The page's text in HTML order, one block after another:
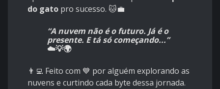
do gato pro sucesso. 🐱💼
“A nuvem não é o futuro. Já é o
presente. E tá só começando...”
☁️💡🌍
👨‍💻 Feito com 💙 por alguém explorando as
nuvens e curtindo cada byte dessa jornada.